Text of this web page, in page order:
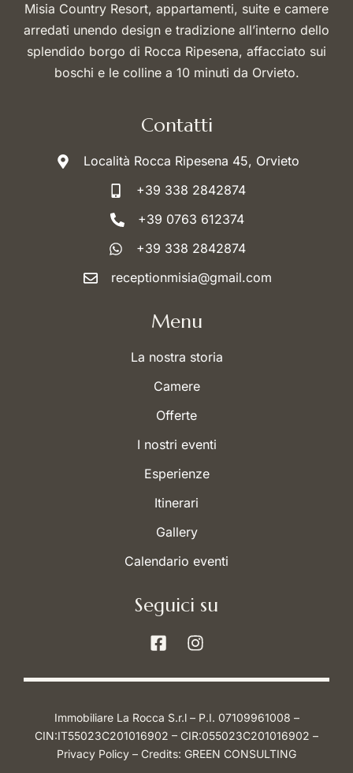
Misia Country Resort, appartamenti, suite e camere
arredati unendo design e tradizione all’interno dello
splendido borgo di Rocca Ripesena, affacciato sui
boschi e le colline a 10 minuti da Orvieto.
Contatti
Località Rocca Ripesena 45, Orvieto
+39 338 2842874
+39 0763 612374
+39 338 2842874
receptionmisia@gmail.com
Menu
La nostra storia
Camere
Offerte
I nostri eventi
Esperienze
Itinerari
Gallery
Calendario eventi
Seguici su
Immobiliare La Rocca S.r.l – P.I. 07109961008 –
CIN:IT55023C201016902 – CIR:055023C201016902 –
Privacy Policy – Credits: GREEN CONSULTING